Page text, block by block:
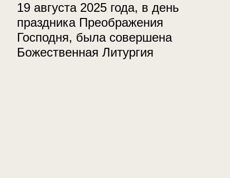
19 августа 2025 года, в день
праздника Преображения
Господня, была совершена
Божественная Литургия